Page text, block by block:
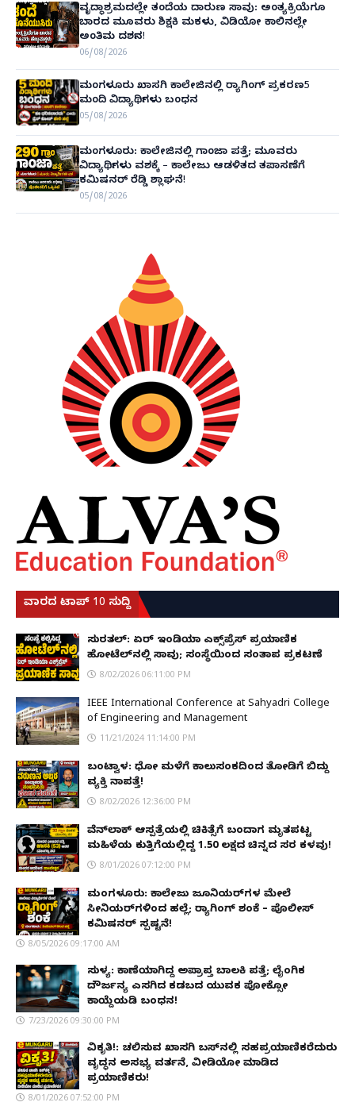
ವೃದ್ಧಾಶ್ರಮದಲ್ಲೇ ತಂದೆಯ ದಾರುಣ ಸಾವು: ಅಂತ್ಯಕ್ರಿಯೆಗೂ
ಬಾರದ ಮೂವರು ಶಿಕ್ಷಕಿ ಮಕಳು, ವಿಡಿಯೋ ಕಾಲಿನಲ್ಲೇ
ಅಂತಿಮ ದರ್ಶನ!
06/08/2026
ಮಂಗಳೂರು ಖಾಸಗಿ ಕಾಲೇಜಿನಲ್ಲಿ ರ‌್ಯಾಗಿಂಗ್ ಪ್ರಕರಣ5
ಮಂದಿ ವಿದ್ಯಾರ್ಥಿಗಳು ಬಂಧನ
05/08/2026
ಮಂಗಳೂರು: ಕಾಲೇಜಿನಲ್ಲಿ ಗಾಂಜಾ ಪತ್ತೆ; ಮೂವರು
ವಿದ್ಯಾರ್ಥಿಗಳು ವಶಕ್ಕೆ – ಕಾಲೇಜು ಆಡಳಿತದ ತಪಾಸಣೆಗೆ
ಕಮಿಷನರ್ ರೆಡ್ಡಿ ಶ್ಲಾಘನೆ!
05/08/2026
ವಾರದ ಟಾಪ್ 10 ಸುದ್ದಿ
ಸುರತ್ಕಲ್: ಏರ್ ಇಂಡಿಯಾ ಎಕ್ಸ್‌ಪ್ರೆಸ್ ಪ್ರಯಾಣಿಕ
ಹೋಟೆಲ್‌ನಲ್ಲಿ ಸಾವು; ಸಂಸ್ಥೆಯಿಂದ ಸಂತಾಪ ಪ್ರಕಟಣೆ
8/02/2026 06:11:00 PM
IEEE International Conference at Sahyadri College
of Engineering and Management
11/21/2024 11:14:00 PM
ಬಂಟ್ವಾಳ: ಧೋ ಮಳೆಗೆ ಕಾಲುಸಂಕದಿಂದ ತೋಡಿಗೆ ಬಿದ್ದು
ವ್ಯಕ್ತಿ ನಾಪತ್ತೆ!
8/02/2026 12:36:00 PM
ವೆನ್‌ಲಾಕ್ ಆಸ್ಪತ್ರೆಯಲ್ಲಿ ಚಿಕಿತ್ಸೆಗೆ ಬಂದಾಗ ಮೃತಪಟ್ಟ
ಮಹಿಳೆಯ ಕುತ್ತಿಗೆಯಲ್ಲಿದ್ದ ₹1.50 ಲಕ್ಷದ ಚಿನ್ನದ ಸರ ಕಳವು!
8/01/2026 07:12:00 PM
ಮಂಗಳೂರು: ಕಾಲೇಜು ಜೂನಿಯರ್‌ಗಳ ಮೇಲೆ
ಸೀನಿಯರ್‌ಗಳಿಂದ ಹಲ್ಲೆ; ರ‌್ಯಾಗಿಂಗ್ ಶಂಕೆ – ಪೊಲೀಸ್
ಕಮಿಷನರ್ ಸ್ಪಷ್ಟನೆ!
8/05/2026 09:17:00 AM
ಸುಳ್ಯ: ಕಾಣೆಯಾಗಿದ್ದ ಅಪ್ರಾಪ್ತ ಬಾಲಕಿ ಪತ್ತೆ; ಲೈಂಗಿಕ
ದೌರ್ಜನ್ಯ ಎಸಗಿದ ಕಡಬದ ಯುವಕ ಪೋಕ್ಸೋ
ಕಾಯ್ದೆಯಡಿ ಬಂಧನ!
7/23/2026 09:30:00 PM
ವಿಕೃತಿ!: ಚಲಿಸುವ ಖಾಸಗಿ ಬಸ್‌ನಲ್ಲಿ ಸಹಪ್ರಯಾಣಿಕರೆದುರು
ವೃದ್ಧನ ಅಸಭ್ಯ ವರ್ತನೆ, ವೀಡಿಯೋ ಮಾಡಿದ
ಪ್ರಯಾಣಿಕರು!
8/01/2026 07:52:00 PM